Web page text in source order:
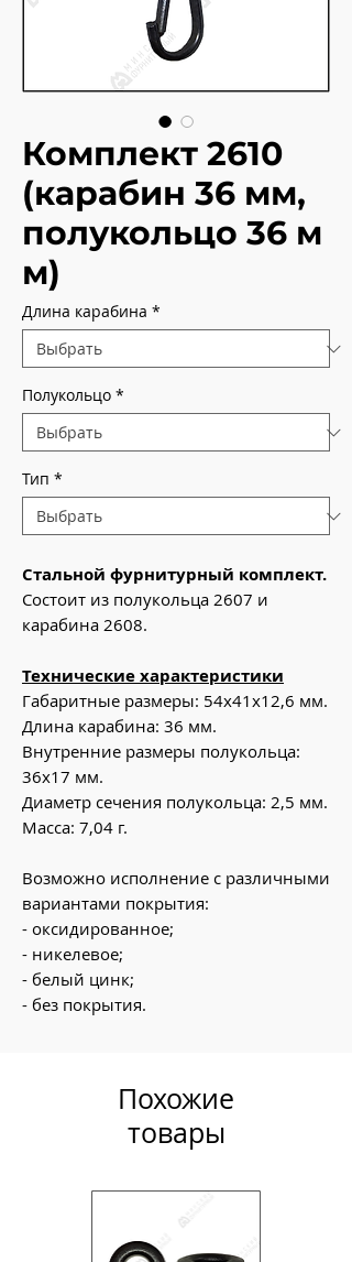
Комплект 2610
(карабин 36 мм,
полукольцо 36 м
м)
Длина карабина *
Полукольцо *
Тип *
Стальной фурнитурный комплект.
Состоит из полукольца 2607 и
карабина 2608.
Технические характеристики
Габаритные размеры: 54х41х12,6 мм.
Длина карабина: 36 мм.
Внутренние размеры полукольца:
36х17 мм.
Диаметр сечения полукольца: 2,5 мм.
Масса: 7,04 г.
Возможно исполнение с различными
вариантами покрытия:
- оксидированное;
- никелевое;
- белый цинк;
- без покрытия.
Похожие
товары